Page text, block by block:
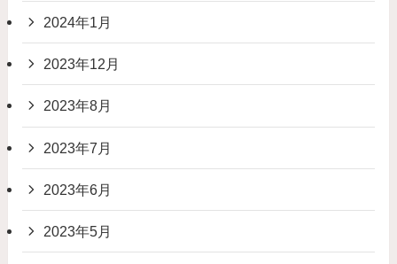
2024年1月
2023年12月
2023年8月
2023年7月
2023年6月
2023年5月